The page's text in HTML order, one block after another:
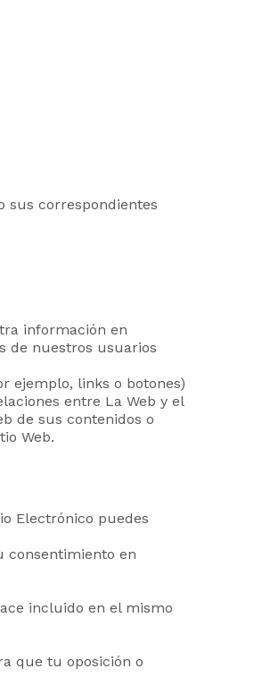
sus correspondientes
información en
de nuestros usuarios
ejemplo, links o botones)
entre La Web y el
de sus contenidos o
Web.
Electrónico puedes
consentimiento en
incluido en el mismo
que tu oposición o